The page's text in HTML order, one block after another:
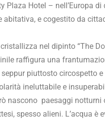
Plaza Hotel – nell’Europa
e cogestito da
nel dipinto “The
raffigura una
piuttosto circospetto e
ineluttabile e
nascono paesaggi notturni
spesso alieni. L’acqua